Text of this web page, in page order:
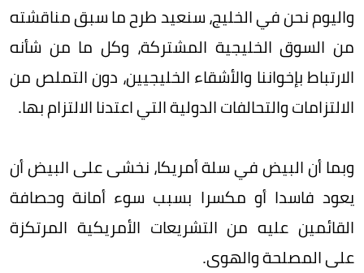
واليوم نحن في الخليج، سنعيد طرح ما سبق مناقشته
من السوق الخليجية المشتركة، وكل ما من شأنه
الارتباط بإخواننا والأشقاء الخليجيين، دون التملص من
الالتزامات والتحالفات الدولية التي اعتدنا الالتزام بها.
وبما أن البيض في سلة أمريكا، نخشى على البيض أن
يعود فاسدا أو مكسرا بسبب سوء أمانة وحصافة
القائمين عليه من التشريعات الأمريكية المرتكزة
على المصلحة والهوى.